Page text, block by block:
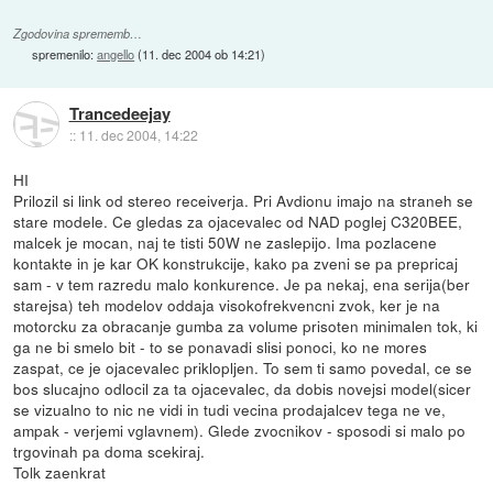
Zgodovina sprememb…
spremenilo:angello(11. dec 2004 ob 14:21)
Trancedeejay
:: 11. dec 2004, 14:22
HI
Prilozil si link od stereo receiverja. Pri Avdionu imajo na straneh se
stare modele. Ce gledas za ojacevalec od NAD poglej C320BEE,
malcek je mocan, naj te tisti 50W ne zaslepijo. Ima pozlacene
kontakte in je kar OK konstrukcije, kako pa zveni se pa prepricaj
sam - v tem razredu malo konkurence. Je pa nekaj, ena serija(ber
starejsa) teh modelov oddaja visokofrekvencni zvok, ker je na
motorcku za obracanje gumba za volume prisoten minimalen tok, ki
ga ne bi smelo bit - to se ponavadi slisi ponoci, ko ne mores
zaspat, ce je ojacevalec priklopljen. To sem ti samo povedal, ce se
bos slucajno odlocil za ta ojacevalec, da dobis novejsi model(sicer
se vizualno to nic ne vidi in tudi vecina prodajalcev tega ne ve,
ampak - verjemi vglavnem). Glede zvocnikov - sposodi si malo po
trgovinah pa doma scekiraj.
Tolk zaenkrat